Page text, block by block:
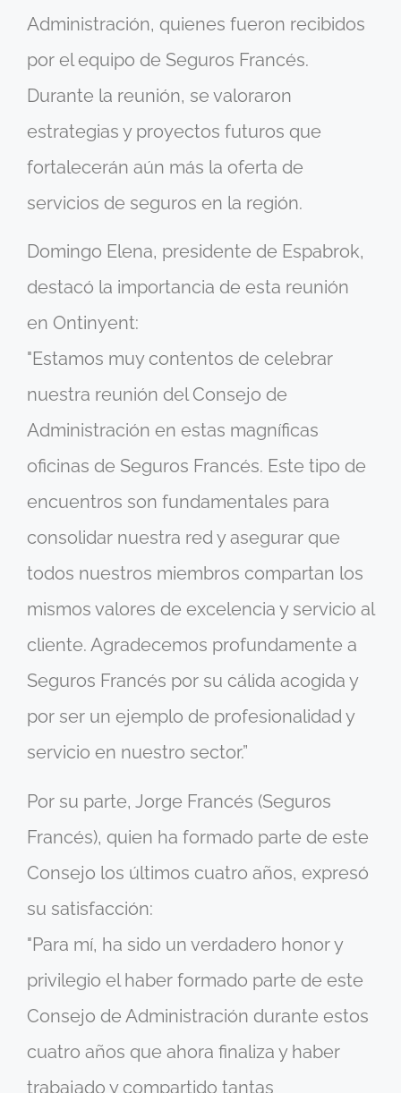
Administración, quienes fueron recibidos
por el equipo de Seguros Francés.
Durante la reunión, se valoraron
estrategias y proyectos futuros que
fortalecerán aún más la oferta de
servicios de seguros en la región.
Domingo Elena, presidente de Espabrok,
destacó la importancia de esta reunión
en Ontinyent:
"Estamos muy contentos de celebrar
nuestra reunión del Consejo de
Administración en estas magníficas
oficinas de Seguros Francés. Este tipo de
encuentros son fundamentales para
consolidar nuestra red y asegurar que
todos nuestros miembros compartan los
mismos valores de excelencia y servicio al
cliente. Agradecemos profundamente a
Seguros Francés por su cálida acogida y
por ser un ejemplo de profesionalidad y
servicio en nuestro sector.”
Por su parte, Jorge Francés (Seguros
Francés), quien ha formado parte de este
Consejo los últimos cuatro años, expresó
su satisfacción:
"Para mí, ha sido un verdadero honor y
privilegio el haber formado parte de este
Consejo de Administración durante estos
cuatro años que ahora finaliza y haber
trabajado y compartido tantas